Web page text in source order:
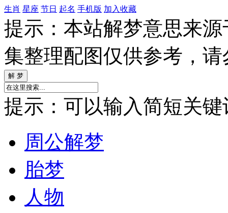
生肖 星座 节日 起名 手机版 加入收藏
提示：本站解梦意思来
集整理配图仅供参考，
提示：可以输入简短关键
周公解梦
胎梦
人物